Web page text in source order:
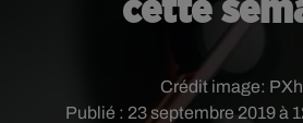
cette
Publié : 23 septembre 2019 à
Crédit image: